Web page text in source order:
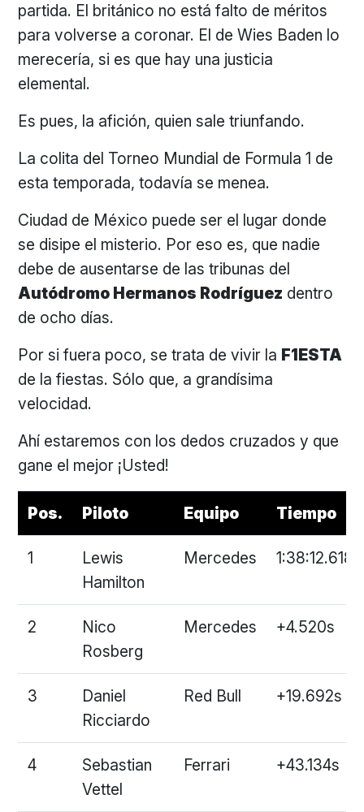
partida. El británico no está falto de méritos
para volverse a coronar. El de Wies Baden lo
merecería, si es que hay una justicia
elemental.
Es pues, la afición, quien sale triunfando.
La colita del Torneo Mundial de Formula 1 de
esta temporada, todavía se menea.
Ciudad de México puede ser el lugar donde
se disipe el misterio. Por eso es, que nadie
debe de ausentarse de las tribunas del
Autódromo Hermanos Rodríguez dentro
de ocho días.
Por si fuera poco, se trata de vivir la F1ESTA
de la fiestas. Sólo que, a grandísima
velocidad.
Ahí estaremos con los dedos cruzados y que
gane el mejor ¡Usted!
Pos. Piloto Equipo Tiempo
1
Lewis
Hamilton
Mercedes 1:38:12.618
2
Nico
Rosberg
Mercedes +4.520s
3
Daniel
Ricciardo
Red Bull +19.692s
4
Sebastian
Vettel
Ferrari +43.134s